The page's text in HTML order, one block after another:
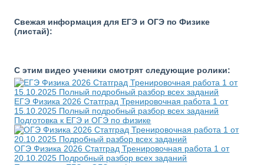
Свежая информация для ЕГЭ и ОГЭ по Физике
(листай):
С этим видео ученики смотрят следующие ролики:
ЕГЭ Физика 2026 Статград Тренировочная работа 1 от
15.10.2025 Полный подробный разбор всех заданий
Подготовка к ЕГЭ и ОГЭ по физике
ОГЭ Физика 2026 Статград Тренировочная работа 1 от
20.10.2025 Подробный разбор всех заданий